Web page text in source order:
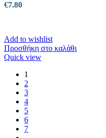
€7.80
Add to wishlist
Προσθήκη στο καλάθι
Quick view
1
2
3
4
5
6
7